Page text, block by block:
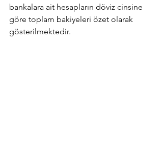
bankalara ait hesapların döviz cinsine
göre toplam bakiyeleri özet olarak
gösterilmektedir.